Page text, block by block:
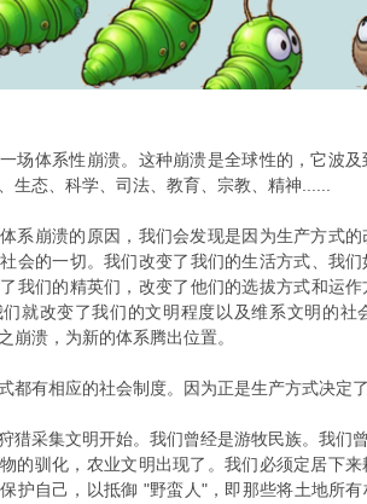
体系性崩溃。这种崩溃是全球性的，它波及
生态、科学、司法、教育、宗教、精神......
崩溃的原因，我们会发现是因为生产方式的
会的一切。我们改变了我们的生活方式、我
我们的精英们，改变了他们的选拔方式和运
就改变了我们的文明程度以及维系文明的社
崩溃，为新的体系腾出位置。
有相应的社会制度。因为正是生产方式决定
采集文明开始。我们曾经是游牧民族。我们
驯化，农业文明出现了。我们必须定居下来
护自己，以抵御 "野蛮人"，即那些将土地所